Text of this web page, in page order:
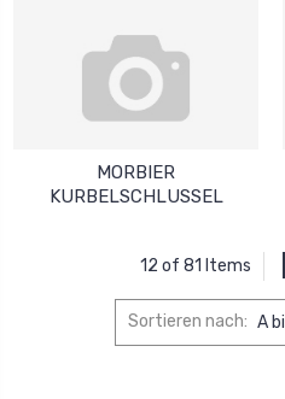
MORBIER
KURBELSCHLUSSEL
12 of 81 Items
Sortieren nach: